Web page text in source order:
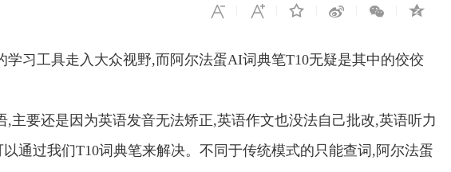
学习工具走入大众视野,而阿尔法蛋AI词典笔T10无疑是其中的佼佼
,主要还是因为英语发音无法矫正,英语作文也没法自己批改,英语听力
通过我们T10词典笔来解决。不同于传统模式的只能查词,阿尔法蛋